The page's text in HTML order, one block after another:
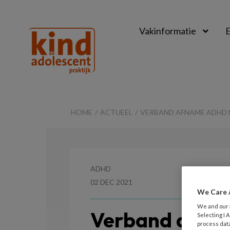
&
Vakinformatie
HOME ACTUEEL VERBAND AFNAME
ADHD
02 DEC 2021
Verband
We Care
We and our
Selecting I
process